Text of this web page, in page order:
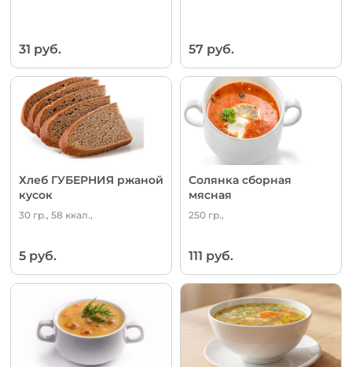
31 руб. 57 руб.
Хлеб ГУБЕРНИЯ ржаной
кусок
30 гр., 58 ккал.,
5 руб.
Солянка сборная
мясная
250 гр.,
111 руб.